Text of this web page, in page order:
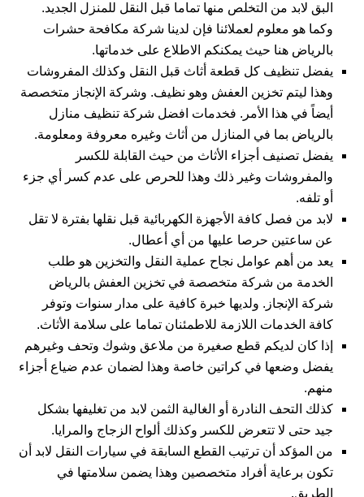
البق لابد من التخلص منها تماما قبل النقل للمنزل الجديد.
وكما هو معلوم لعملائنا فإن لدينا شركة مكافحة حشرات
بالرياض هنا حيث يمكنكم الاطلاع على خدماتها.
يفضل تنظيف كل قطعة أثاث قبل النقل وكذلك المفروشات
وهذا ليتم تخزين العفش وهو نظيف. وشركة الإنجاز متخصصة
أيضاً في هذا الأمر. فخدمات افضل شركة تنظيف منازل
بالرياض بما في المنازل من أثاث وغيره معروفة ومعلومة.
يفضل تصنيف أجزاء الأثاث من حيث القابلة للكسر
والمفروشات وغير ذلك وهذا للحرص على عدم كسر أي جزء
أو تلفه.
لابد من فصل كافة الأجهزة الكهربائية قبل نقلها بفترة لا تقل
عن ساعتين حرصا عليها من أي أعطال.
يعد من أهم عوامل نجاح عملية النقل والتخزين هو طلب
الخدمة من شركة متخصصة في تخزين العفش بالرياض
شركة الإنجاز . ولديها خبرة كافية على مدار سنوات وتوفر
كافة الخدمات اللازمة للاطمئنان تماما على سلامة الأثاث.
إذا كان لديكم قطع صغيرة من ملاعق وشوك وتحف وغيرهم
يفضل وضعها في كراتين خاصة وهذا لضمان عدم ضياع أجزاء
منهم.
كذلك التحف النادرة أو الغالية الثمن لابد من تغليفها بشكل
جيد حتى لا تتعرض للكسر وكذلك ألواح الزجاج والمرايا.
من المؤكد أن ترتيب القطع السابقة في سيارات النقل لابد أن
تكون برعاية أفراد متخصصين وهذا يضمن سلامتها في
الطريق.